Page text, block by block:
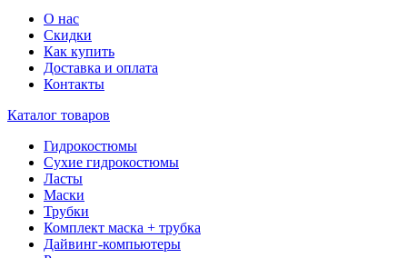
О нас
Скидки
Как купить
Доставка и оплата
Контакты
Каталог товаров
Гидрокостюмы
Сухие гидрокостюмы
Ласты
Маски
Трубки
Комплект маска + трубка
Дайвинг-компьютеры